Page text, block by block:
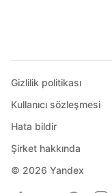
© 2026 Yandex
Gizlilik politikası
Kullanıcı sözleşmesi
Hata bildir
Şirket hakkında